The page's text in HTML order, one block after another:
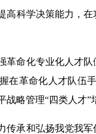
高科学决策能力，
命化专业化人才队
在革命化人才队伍
略管理“四类人才
承和弘扬我党我军